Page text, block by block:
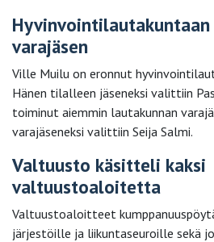
Hyvinvointilautakuntaan
varajäsen
Ville Muilu on eronnut
Hänen tilalleen jäseneksi valittiin
toiminut aiemmin lautakunnan
varajäseneksi valittiin Seija Salmi.
Valtuusto käsitteli kaksi
valtuustoaloitetta
Valtuustoaloitteet
järjestöille ja liikuntaseuroille sekä